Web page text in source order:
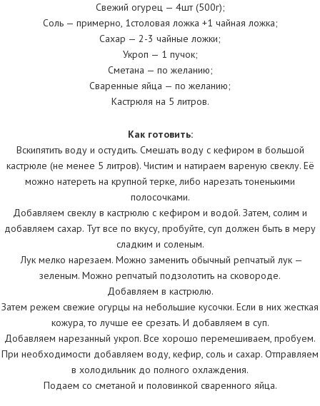
Свежий огурец — 4шт (500г);
Соль — примерно, 1столовая ложка +1 чайная ложка;
Сахар — 2-3 чайные ложки;
Укроп — 1 пучок;
Сметана — по желанию;
Сваренные яйца — по желанию;
Кастрюля на 5 литров.
Как готовить:
Вскипятить воду и остудить. Смешать воду с кефиром в большой
кастрюле (не менее 5 литров). Чистим и натираем вареную свеклу. Её
можно натереть на крупной терке, либо нарезать тоненькими
полосочками.
Добавляем свеклу в кастрюлю с кефиром и водой. Затем, солим и
добавляем сахар. Тут все по вкусу, пробуйте, суп должен быть в меру
сладким и соленым.
Лук мелко нарезаем. Можно заменить обычный репчатый лук —
зеленым. Можно репчатый подзолотить на сковороде.
Добавляем в кастрюлю.
Затем режем свежие огурцы на небольшие кусочки. Если в них жесткая
кожура, то лучше ее срезать. И добавляем в суп.
Добавляем нарезанный укроп. Все хорошо перемешиваем, пробуем.
При необходимости добавляем воду, кефир, соль и сахар. Отправляем
в холодильник до полного охлаждения.
Подаем со сметаной и половинкой сваренного яйца.